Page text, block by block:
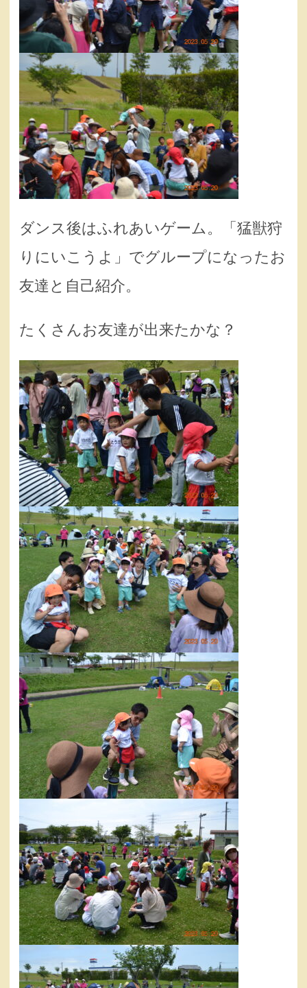
ダンス後はふれあいゲーム。「猛獣狩
りにいこうよ」でグループになったお
友達と自己紹介。
たくさんお友達が出来たかな？